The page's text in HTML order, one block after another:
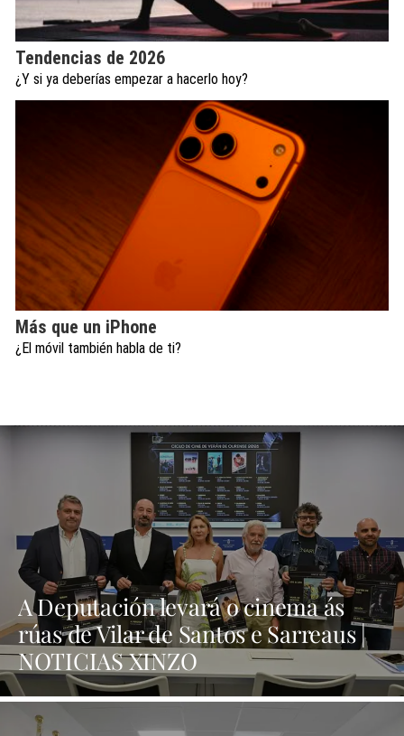
Tendencias de 2026
¿Y si ya deberías empezar a hacerlo hoy?
Más que un iPhone
¿El móvil también habla de ti?
A Deputación levará o cinema ás
rúas de Vilar de Santos e Sarreaus |
NOTICIAS XINZO